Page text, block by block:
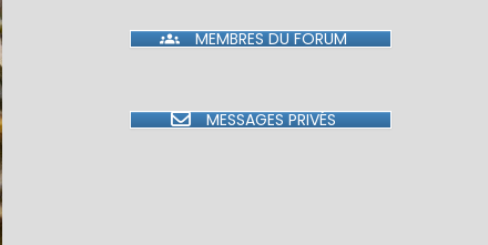
MEMBRES DU FORUM
MESSAGES PRIVÉS